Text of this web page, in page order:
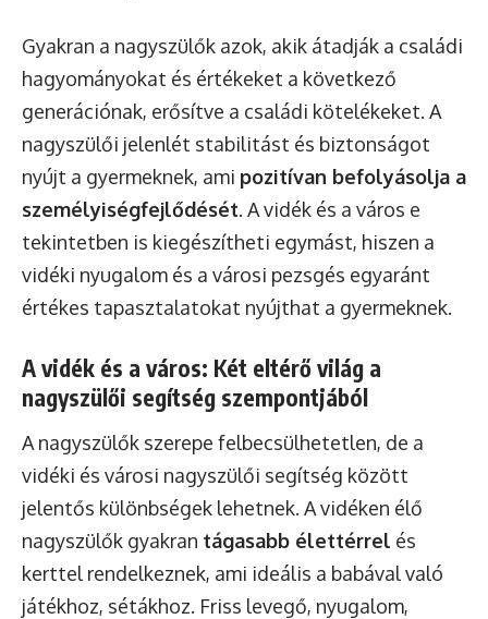
Gyakran a nagyszülők azok, akik átadják a családi
hagyományokat és értékeket a következő
generációnak, erősítve a családi kötelékeket. A
nagyszülői jelenlét stabilitást és biztonságot
nyújt a gyermeknek, ami pozitívan befolyásolja a
személyiségfejlődését. A vidék és a város e
tekintetben is kiegészítheti egymást, hiszen a
vidéki nyugalom és a városi pezsgés egyaránt
értékes tapasztalatokat nyújthat a gyermeknek.
A vidék és a város: Két eltérő világ a
nagyszülői segítség szempontjából
A nagyszülők szerepe felbecsülhetetlen, de a
vidéki és városi nagyszülői segítség között
jelentős különbségek lehetnek. A vidéken élő
nagyszülők gyakran tágasabb élettérrel és
kerttel rendelkeznek, ami ideális a babával való
játékhoz, sétákhoz. Friss levegő, nyugalom,